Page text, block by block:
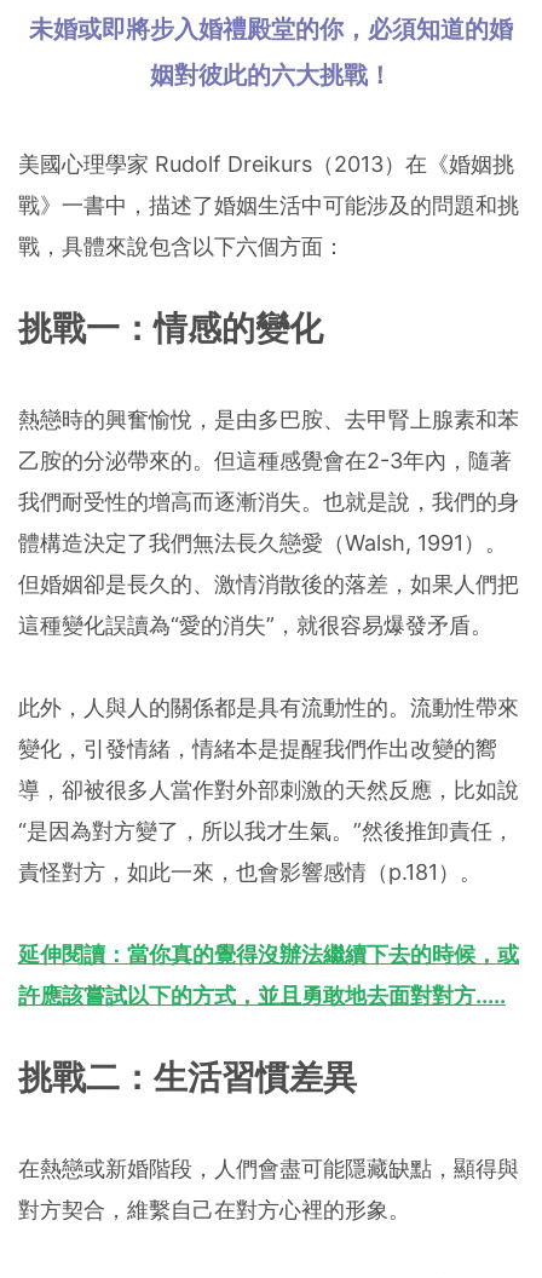
未婚或即將步入婚禮殿堂的你，必須知道的婚
姻對彼此的六大挑戰！
美國心理學家 Rudolf Dreikurs（2013）在《婚姻挑
戰》一書中，描述了婚姻生活中可能涉及的問題和挑
戰，具體來說包含以下六個方面：
挑戰一：情感的變化
熱戀時的興奮愉悅，是由多巴胺、去甲腎上腺素和苯
乙胺的分泌帶來的。但這種感覺會在2-3年內，隨著
我們耐受性的增高而逐漸消失。也就是說，我們的身
體構造決定了我們無法長久戀愛（Walsh, 1991）。
但婚姻卻是長久的、激情消散後的落差，如果人們把
這種變化誤讀為“愛的消失”，就很容易爆發矛盾。
此外，人與人的關係都是具有流動性的。流動性帶來
變化，引發情緒，情緒本是提醒我們作出改變的嚮
導，卻被很多人當作對外部刺激的天然反應，比如說
“是因為對方變了，所以我才生氣。”然後推卸責任，
責怪對方，如此一來，也會影響感情（p.181）。
延伸閱讀：當你真的覺得沒辦法繼續下去的時候，或
許應該嘗試以下的方式，並且勇敢地去面對對方.....
挑戰二：生活習慣差異
在熱戀或新婚階段，人們會盡可能隱藏缺點，顯得與
對方契合，維繫自己在對方心裡的形象。